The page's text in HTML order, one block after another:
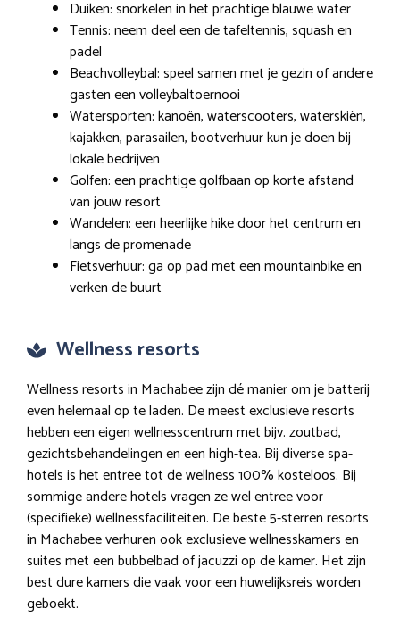
Duiken: snorkelen in het prachtige blauwe water
Tennis: neem deel een de tafeltennis, squash en
padel
Beachvolleybal: speel samen met je gezin of andere
gasten een volleybaltoernooi
Watersporten: kanoën, waterscooters, waterskiën,
kajakken, parasailen, bootverhuur kun je doen bij
lokale bedrijven
Golfen: een prachtige golfbaan op korte afstand
van jouw resort
Wandelen: een heerlijke hike door het centrum en
langs de promenade
Fietsverhuur: ga op pad met een mountainbike en
verken de buurt
Wellness resorts
Wellness resorts in Machabee zijn dé manier om je batterij
even helemaal op te laden. De meest exclusieve resorts
hebben een eigen wellnesscentrum met bijv. zoutbad,
gezichtsbehandelingen en een high-tea. Bij diverse spa-
hotels is het entree tot de wellness 100% kosteloos. Bij
sommige andere hotels vragen ze wel entree voor
(specifieke) wellnessfaciliteiten. De beste 5-sterren resorts
in Machabee verhuren ook exclusieve wellnesskamers en
suites met een bubbelbad of jacuzzi op de kamer. Het zijn
best dure kamers die vaak voor een huwelijksreis worden
geboekt.